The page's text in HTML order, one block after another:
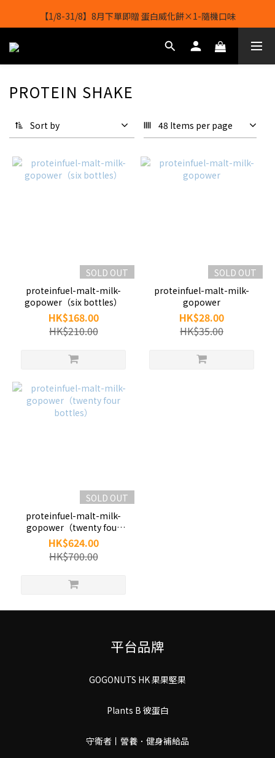
【1/8-31/8】8月下單即贈 蛋白威化餅×1-隨機口味
【1/8-31/8】8月下單即贈 蛋白威化餅×1-隨機口味
結帳輸入[gopowerhk]，可享全單*95折*，可與活動折扣疊加。
【1/8-31/8】8月下單即贈 蛋白威化餅×1-隨機口味
PROTEIN SHAKE
Sort by 48 Items per page
SOLD OUT
proteinfuel-malt-milk-
gopower（six bottles）
HK$168.00
HK$210.00
SOLD OUT
proteinfuel-malt-milk-
gopower
HK$28.00
HK$35.00
SOLD OUT
proteinfuel-malt-milk-
gopower（twenty four
bottles）
HK$624.00
HK$700.00
平台品牌
GOGONUTS HK 果果堅果
Plants B 彼蛋白
守衛者丨謍養．健身補給品